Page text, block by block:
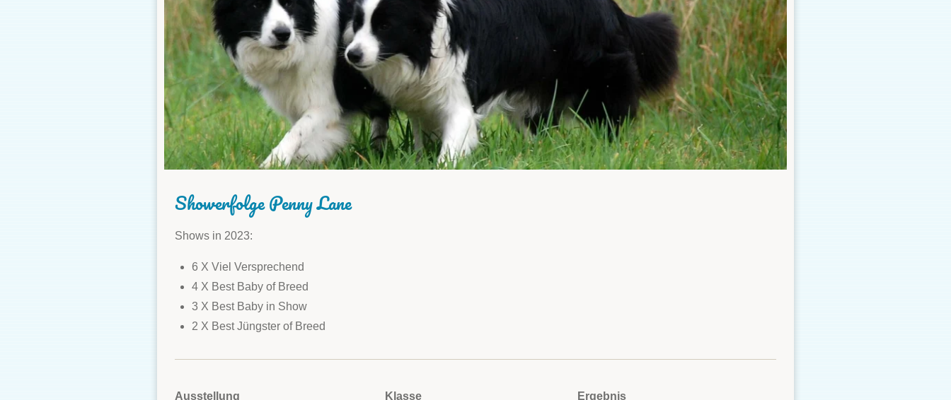
Showerfolge Penny Lane
Shows in 2023:
6 X Viel Versprechend
4 X Best Baby of Breed
3 X Best Baby in Show
2 X Best Jüngster of Breed
Ausstellung Klasse Ergebnis